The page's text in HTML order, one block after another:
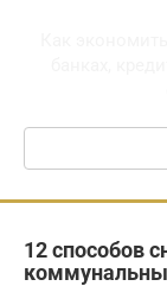
Поиск:
12 способов